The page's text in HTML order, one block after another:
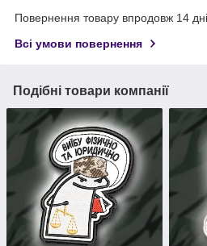
Повернення товару впродовж 14
Всі умови повернення
Подібні товари компанії